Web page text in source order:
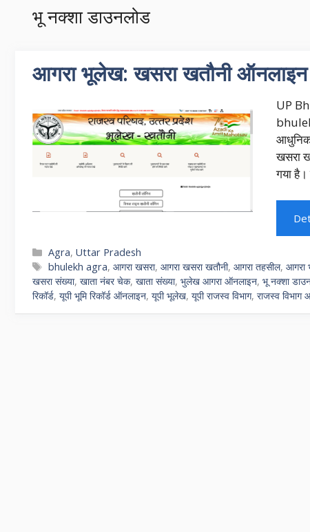
भू नक्शा डाउनलोड
आगरा भूलेख: खसरा खतौनी
UP
खसरा
गया
Categories
Agra,Uttar Pradesh
Tags
bhulekh agra,आगरा खसरा,आगरा खसरा खतौनी,आगरा तहसील,आगरा
खसरा संख्या, खाता नंबर चेक, खाता संख्या, भुलेख आगरा ऑनलाइन, भू नक्शा
रिकॉर्ड, यूपी भूमि रिकॉर्ड ऑनलाइन, यूपी भूलेख, यूपी राजस्व विभाग, राजस्व विभाग